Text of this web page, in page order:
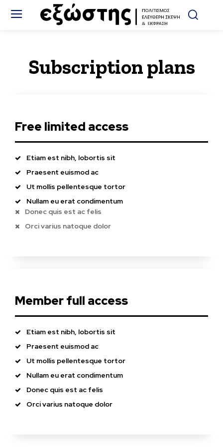
Subscription plans
Free limited access
Etiam est nibh, lobortis sit
Praesent euismod ac
Ut mollis pellentesque tortor
Nullam eu erat condimentum
Donec quis est ac felis
Orci varius natoque dolor
Member full access
Etiam est nibh, lobortis sit
Praesent euismod ac
Ut mollis pellentesque tortor
Nullam eu erat condimentum
Donec quis est ac felis
Orci varius natoque dolor